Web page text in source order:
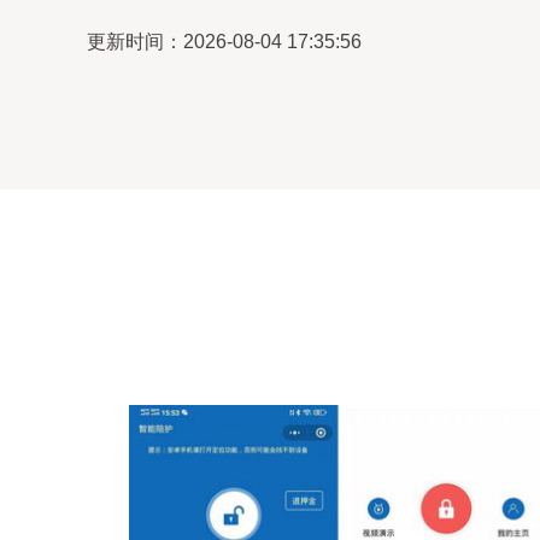
更新时间：2026-08-04 17:35:56